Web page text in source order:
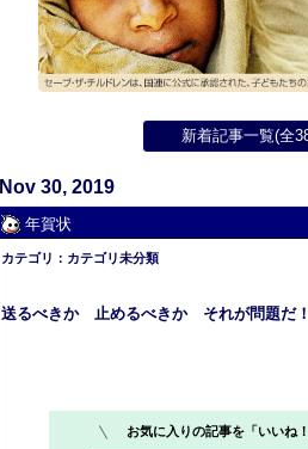
新着記事一覧(全
Nov 30, 2019
年賀状
カテゴリ： カテゴリ未分類
送るべきか 止めるべきか それが問題だ！
お気に入りの記事を「いいね